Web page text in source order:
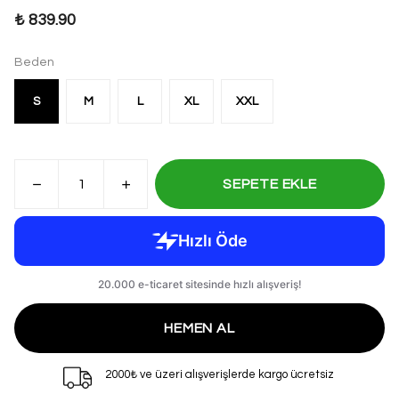
₺ 839.90
Beden
S M L XL XXL
SEPETE EKLE
HEMEN AL
2000₺ ve üzeri alışverişlerde kargo ücretsiz